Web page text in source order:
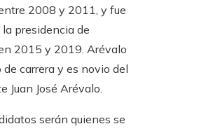
2008 y 2011, y fue
presidencia de
2015 y 2019. Arévalo
de carrera y es novio del
Juan José Arévalo.
serán quienes se